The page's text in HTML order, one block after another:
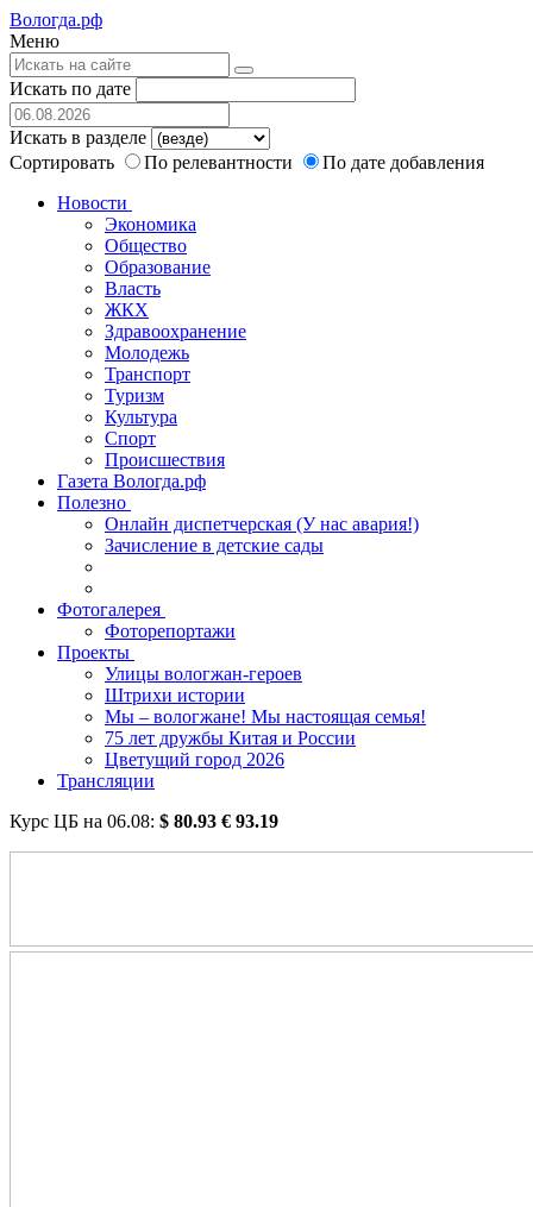
Вологда.рф
Меню
Искать по дате
Искать в разделе
Сортировать
По релевантности
По дате добавления
Новости
Экономика
Общество
Образование
Власть
ЖКХ
Здравоохранение
Молодежь
Транспорт
Туризм
Культура
Спорт
Происшествия
Газета Вологда.рф
Полезно
Онлайн диспетчерская (У нас авария!)
Зачисление в детские сады
Фотогалерея
Фоторепортажи
Проекты
Улицы вологжан-героев
Штрихи истории
Мы – вологжане! Мы настоящая семья!
75 лет дружбы Китая и России
Цветущий город 2026
Трансляции
Курс ЦБ на 06.08: $ 80.93 € 93.19